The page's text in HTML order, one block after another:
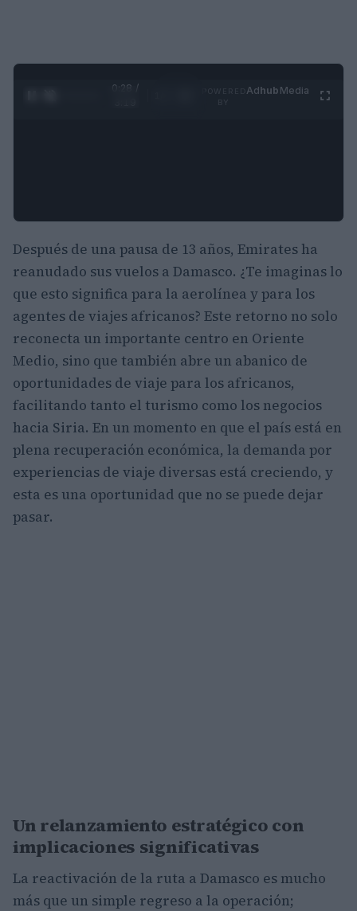
0:29 /
Adhub Media
Después de una pausa de 13 años, Emirates ha
reanudado sus vuelos a Damasco. ¿Te imaginas lo
que esto significa para la aerolínea y para los
agentes de viajes africanos? Este retorno no solo
reconecta un importante centro en Oriente
Medio, sino que también abre un abanico de
oportunidades de viaje para los africanos,
facilitando tanto el turismo como los negocios
hacia Siria. En un momento en que el país está en
plena recuperación económica, la demanda por
experiencias de viaje diversas está creciendo, y
esta es una oportunidad que no se puede dejar
pasar.
Un relanzamiento estratégico con
implicaciones significativas
La reactivación de la ruta a Damasco es mucho
más que un simple regreso a la operación;